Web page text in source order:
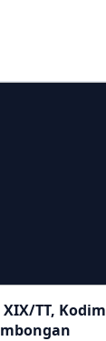
TT, Kodim